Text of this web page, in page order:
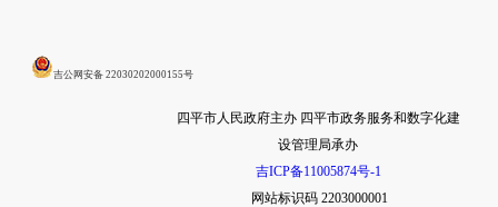
吉公网安备 22030202000155号
四平市人民政府主办 四平市政务服务和数字化建
设管理局承办
吉ICP备11005874号-1
网站标识码 2203000001